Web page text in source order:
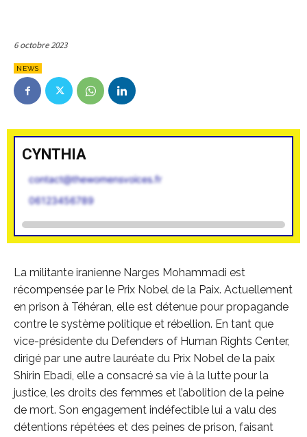
6 octobre 2023
NEWS
CYNTHIA
contact@thewomensvoices.fr
06123456789
La militante iranienne Narges Mohammadi est
récompensée par le Prix Nobel de la Paix. Actuellement
en prison à Téhéran, elle est détenue pour propagande
contre le système politique et rébellion. En tant que
vice-présidente du Defenders of Human Rights Center,
dirigé par une autre lauréate du Prix Nobel de la paix
Shirin Ebadi, elle a consacré sa vie à la lutte pour la
justice, les droits des femmes et l’abolition de la peine
de mort. Son engagement indéfectible lui a valu des
détentions répétées et des peines de prison, faisant